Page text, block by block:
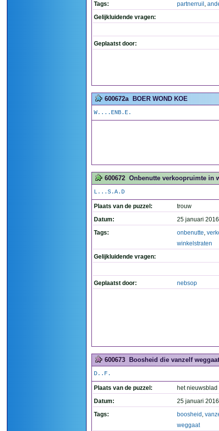
Tags:
partnerruil ,
Gelijkluidende vragen:
Geplaatst door:
600672a BOER WOND KOE
W....ENB.E.
600672 Onbenutte verkoopruimte in
L...S.A.D
Plaats van de puzzel:
trouw
Datum:
25 januari
Tags:
onbenutte,
winkelstraten
Gelijkluidende vragen:
Geplaatst door: nebsop
600673 Boosheid die vanzelf
D..F.
Plaats van de puzzel:
het
Datum:
25 januari
Tags:
boosheid ,
weggaat